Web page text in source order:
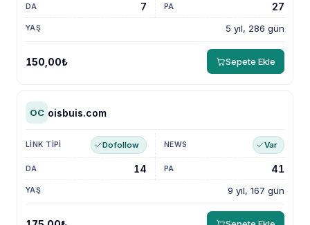
5 yıl, 286 gün
7 27
150,00₺ Sepete Ekle
OC oisbuis.com
Dofollow Var
9 yıl, 167 gün
14 41
NewsTanıtım AI Asistan